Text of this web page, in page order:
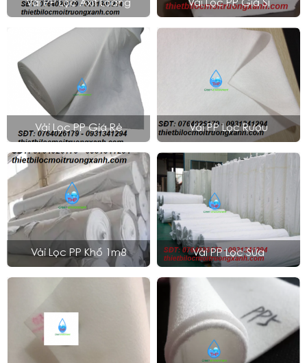
Vải PP Lọc Axit Loãng Vải Lọc PP Giá Sỉ
Vải Lọc PP Giá Rẻ Vải PP Lọc Rượu
Vải Lọc PP Khổ 1m8 Vải PP Lọc Sữa